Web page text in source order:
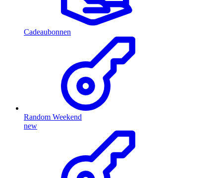
Cadeaubonnen
Random Weekend
new